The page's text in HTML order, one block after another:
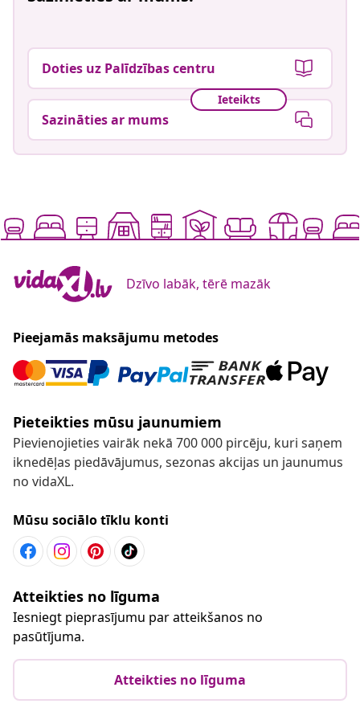
Doties uz Palīdzības centru
Ieteikts
Sazināties ar mums
Dzīvo labāk, tērē mazāk
Pieejamās maksājumu metodes
Pieteikties mūsu jaunumiem
Pievienojieties vairāk nekā 700 000 pircēju, kuri saņem
iknedēļas piedāvājumus, sezonas akcijas un jaunumus
no vidaXL.
Mūsu sociālo tīklu konti
Atteikties no līguma
Iesniegt pieprasījumu par atteikšanos no
pasūtījuma.
Atteikties no līguma